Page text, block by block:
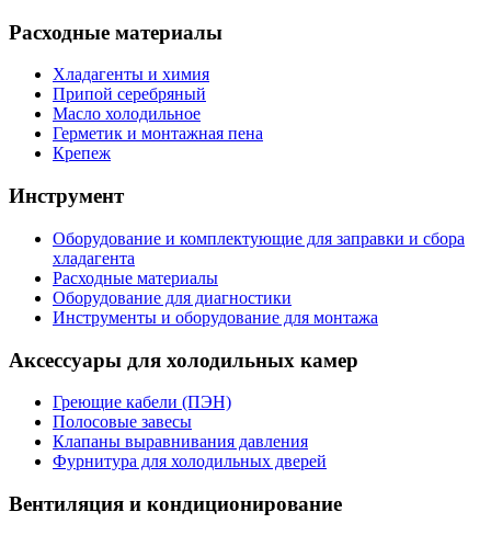
Расходные материалы
Хладагенты и химия
Припой серебряный
Масло холодильное
Герметик и монтажная пена
Крепеж
Инструмент
Оборудование и комплектующие для заправки и сбора
хладагента
Расходные материалы
Оборудование для диагностики
Инструменты и оборудование для монтажа
Аксессуары для холодильных камер
Греющие кабели (ПЭН)
Полосовые завесы
Клапаны выравнивания давления
Фурнитура для холодильных дверей
Вентиляция и кондиционирование